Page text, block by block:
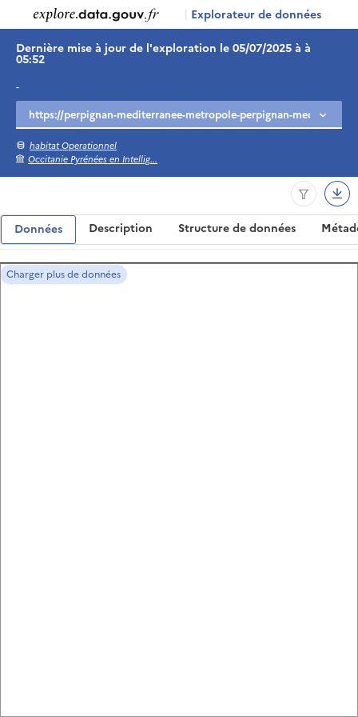
| Explorateur de données
Dernière mise à jour de l'exploration le 05/07/2025 à à
05:52
-
habitat Operationnel
Occitanie Pyrénées en Intellig...
Données Description Structure de données
Charger plus de données